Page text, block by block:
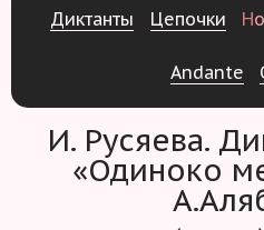
Диктанты Цепочки Н
Andante
И. Русяева. Диктант № 274.
«Одиноко